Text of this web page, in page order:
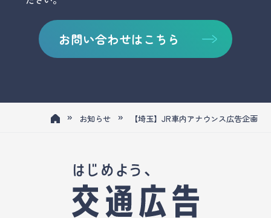
お問い合わせはこちら
» お知らせ » 【埼玉】JR車内アナウンス広告企画